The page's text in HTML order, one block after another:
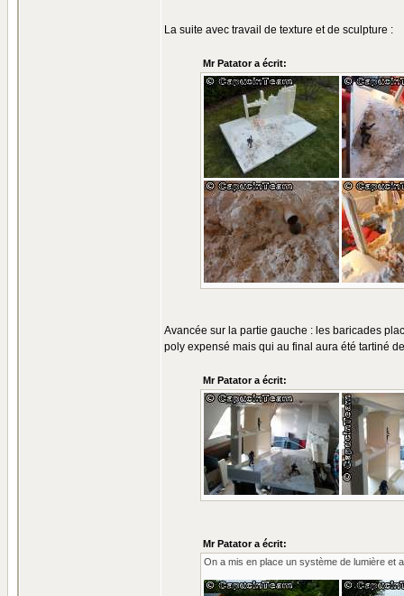
La suite avec travail de texture et de sculpture :
Mr Patator a écrit:
Avancée sur la partie gauche : les baricades
poly expensé mais qui au final aura été tartiné
Mr Patator a écrit:
Mr Patator a écrit:
On a mis en place un système de lumière et